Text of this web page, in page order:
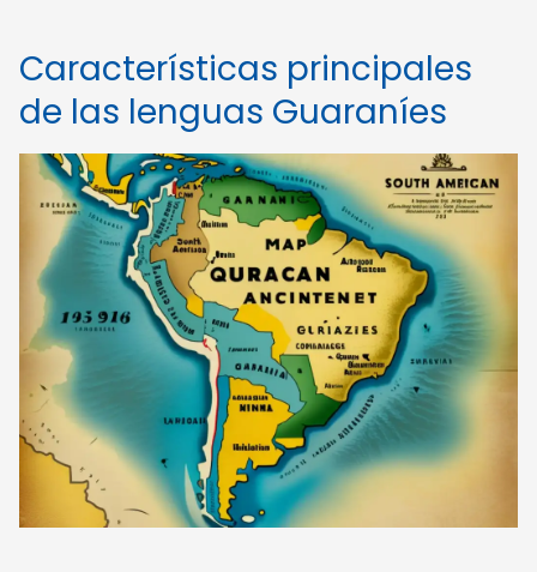
Características principales
de las lenguas Guaraníes